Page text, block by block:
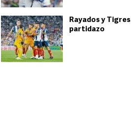
Rayados y
partidazo